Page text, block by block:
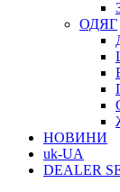
ОДЯГ
НОВИНИ
uk-UA
DEALER